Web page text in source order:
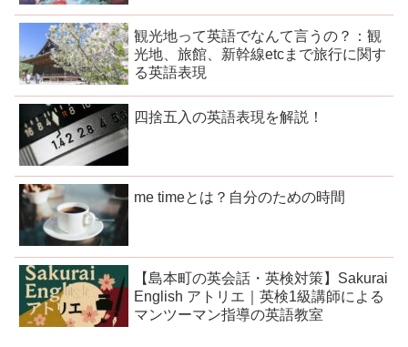
観光地って英語でなんて言うの？：観
光地、旅館、新幹線etcまで旅行に関す
る英語表現
四捨五入の英語表現を解説！
me timeとは？自分のための時間
【島本町の英会話・英検対策】Sakurai
English アトリエ｜英検1級講師による
マンツーマン指導の英語教室